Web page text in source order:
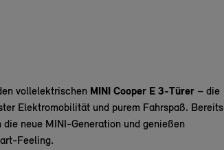
vollelektrischen MINI Cooper E 3-Türer – die
Elektromobilität und purem Fahrspaß. Bereits
die neue MINI-Generation und genießen
Feeling.